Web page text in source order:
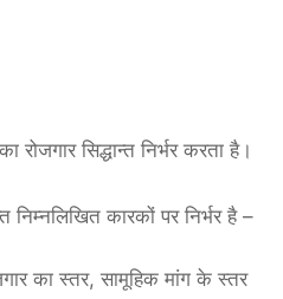
सिद्धान्त निर्भर करता है।
निम्नलिखित कारकों पर निर्भर है –
का स्तर, सामूहिक मांग के स्तर